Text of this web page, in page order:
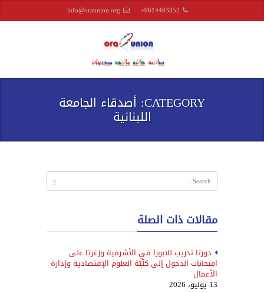
info@oraunion.org +9614403352
CATEGORY: أصدقاء الجامعة
اللبنانية
مقالات ذات الصلة
دورتا تدريب للابورا في الأشرفية وزغرتا على
امتحانات الدخول إلى كلّيّة العلوم الإقتصادية وإدارة
الأعمال
13 يوليو، 2026